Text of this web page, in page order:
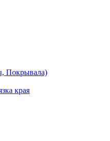
Покрывала)
края